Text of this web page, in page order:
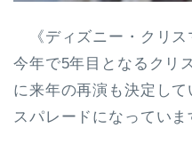
《ディズニー・クリス
今年で5年目となるクリ
に来年の再演も決定し
スパレードになっていま